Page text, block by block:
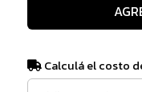
Calculá el costo